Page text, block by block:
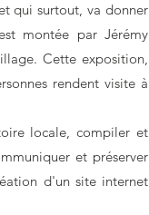
qui surtout, va donner
montée par Jérémy
Cette exposition,
rendent visite à
locale, compiler et
et préserver
d'un site internet